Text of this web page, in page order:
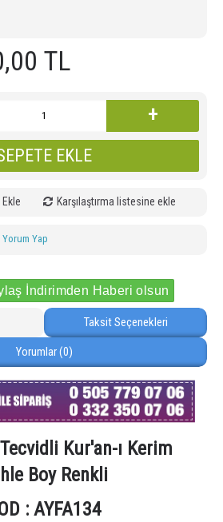
TL
+
EKLE
Karşılaştırma listesine ekle
Yorum Yap
İndirimden Haberi olsun
Taksit Seçenekleri
Yorumlar (0)
Kur'an-ı Kerim
Boy Renkli
: AYFA134